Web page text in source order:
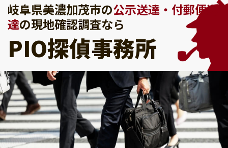
岐阜県美濃加茂市の公示送達・付郵便送
達の現地確認調査なら
PIO探偵事務所